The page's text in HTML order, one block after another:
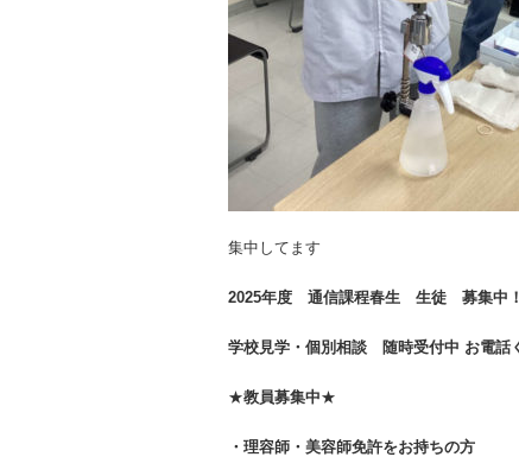
集中してます
2025年度 通信課程春生 生徒 募集中
学校見学・個別相談 随時受付中 お電話
★教員募集中★
・理容師・美容師免許をお持ちの方